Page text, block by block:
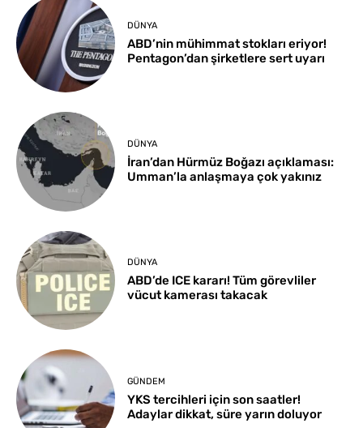
DÜNYA
ABD’nin mühimmat stokları eriyor!
Pentagon’dan şirketlere sert uyarı
DÜNYA
İran’dan Hürmüz Boğazı açıklaması:
Umman’la anlaşmaya çok yakınız
DÜNYA
ABD’de ICE kararı! Tüm görevliler
vücut kamerası takacak
GÜNDEM
YKS tercihleri için son saatler!
Adaylar dikkat, süre yarın doluyor